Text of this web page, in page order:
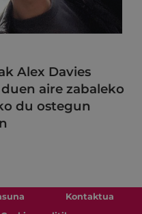
Alex Davies
aire zabaleko
du ostegun
Kontaktua